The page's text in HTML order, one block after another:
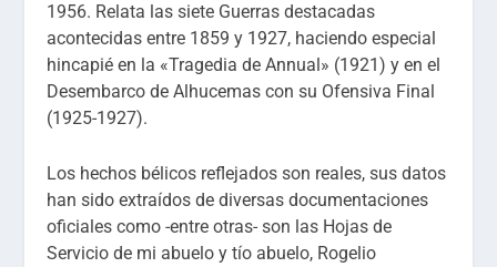
1956. Relata las siete Guerras destacadas
acontecidas entre 1859 y 1927, haciendo especial
hincapié en la «Tragedia de Annual» (1921) y en el
Desembarco de Alhucemas con su Ofensiva Final
(1925-1927).
Los hechos bélicos reflejados son reales, sus datos
han sido extraídos de diversas documentaciones
oficiales como -entre otras- son las Hojas de
Servicio de mi abuelo y tío abuelo, Rogelio